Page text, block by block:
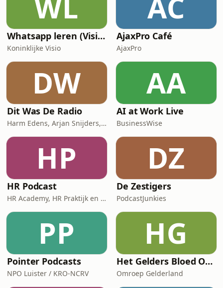
Whatsapp leren (Visio Podcast)
Koninklijke Visio
AjaxPro Café
AjaxPro
DW
Dit Was De Radio
Harm Edens, Arjan Snijders, Ron Vergouwen
AA
AI at Work Live
BusinessWise
HP
HR Podcast
HR Academy, HR Praktijk en CHRO
DZ
De Zestigers
PodcastJunkies
PP
Pointer Podcasts
NPO Luister / KRO-NCRV
HG
Het Gelders Bloed Orkest
Omroep Gelderland